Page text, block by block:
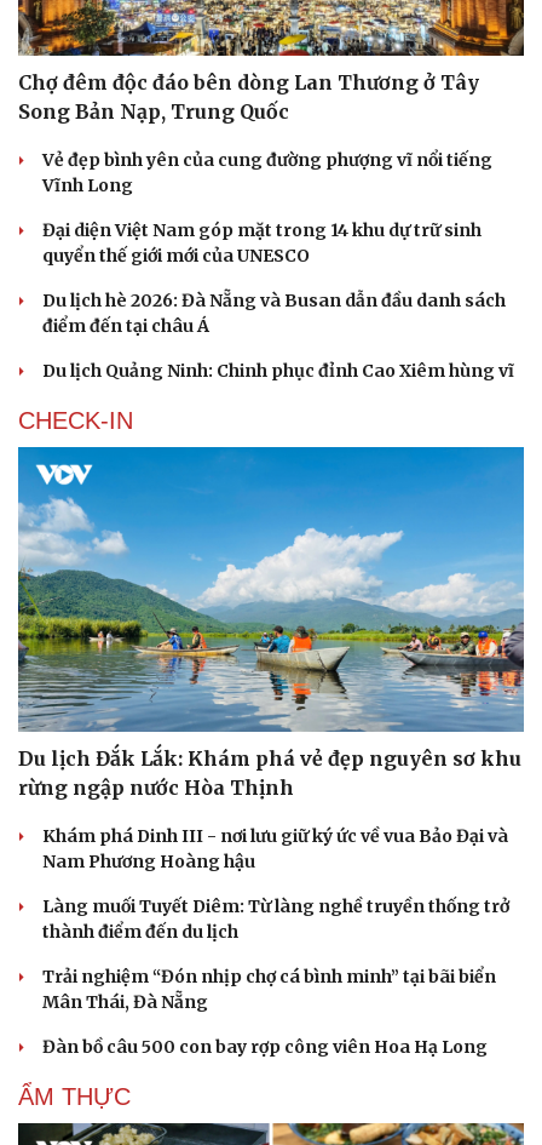
Cải chính
Chợ đêm độc đáo bên dòng Lan Thương ở Tây
Song Bản Nạp, Trung Quốc
Vẻ đẹp bình yên của cung đường phượng vĩ nổi tiếng
Vĩnh Long
Đại diện Việt Nam góp mặt trong 14 khu dự trữ sinh
quyển thế giới mới của UNESCO
Du lịch hè 2026: Đà Nẵng và Busan dẫn đầu danh sách
điểm đến tại châu Á
Du lịch Quảng Ninh: Chinh phục đỉnh Cao Xiêm hùng vĩ
CHECK-IN
Du lịch Đắk Lắk: Khám phá vẻ đẹp nguyên sơ khu
rừng ngập nước Hòa Thịnh
Khám phá Dinh III - nơi lưu giữ ký ức về vua Bảo Đại và
Nam Phương Hoàng hậu
Làng muối Tuyết Diêm: Từ làng nghề truyền thống trở
thành điểm đến du lịch
Trải nghiệm “Đón nhịp chợ cá bình minh” tại bãi biển
Mân Thái, Đà Nẵng
Đàn bồ câu 500 con bay rợp công viên Hoa Hạ Long
ẨM THỰC